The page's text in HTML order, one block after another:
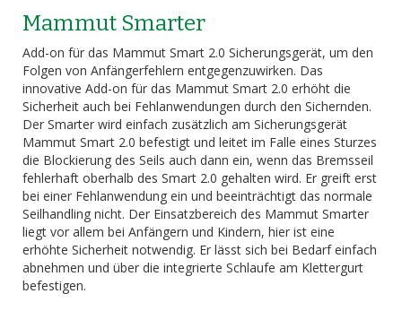
Mammut Smarter
Add-on für das Mammut Smart 2.0 Sicherungsgerät, um den
Folgen von Anfängerfehlern entgegenzuwirken. Das
innovative Add-on für das Mammut Smart 2.0 erhöht die
Sicherheit auch bei Fehlanwendungen durch den Sichernden.
Der Smarter wird einfach zusätzlich am Sicherungsgerät
Mammut Smart 2.0 befestigt und leitet im Falle eines Sturzes
die Blockierung des Seils auch dann ein, wenn das Bremsseil
fehlerhaft oberhalb des Smart 2.0 gehalten wird. Er greift erst
bei einer Fehlanwendung ein und beeinträchtigt das normale
Seilhandling nicht. Der Einsatzbereich des Mammut Smarter
liegt vor allem bei Anfängern und Kindern, hier ist eine
erhöhte Sicherheit notwendig. Er lässt sich bei Bedarf einfach
abnehmen und über die integrierte Schlaufe am Klettergurt
befestigen.